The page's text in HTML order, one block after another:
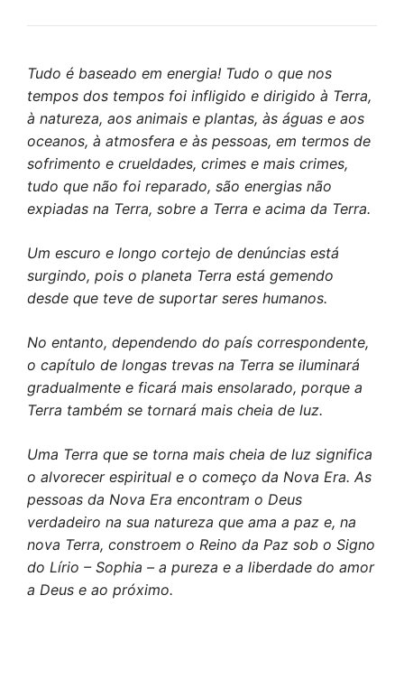
Tudo é baseado em energia! Tudo o que nos
tempos dos tempos foi infligido e dirigido à Terra,
à natureza, aos animais e plantas, às águas e aos
oceanos, à atmosfera e às pessoas, em termos de
sofrimento e crueldades, crimes e mais crimes,
tudo que não foi reparado, são energias não
expiadas na Terra, sobre a Terra e acima da Terra.
Um escuro e longo cortejo de denúncias está
surgindo, pois o planeta Terra está gemendo
desde que teve de suportar seres humanos.
No entanto, dependendo do país correspondente,
o capítulo de longas trevas na Terra se iluminará
gradualmente e ficará mais ensolarado, porque a
Terra também se tornará mais cheia de luz.
Uma Terra que se torna mais cheia de luz significa
o alvorecer espiritual e o começo da Nova Era. As
pessoas da Nova Era encontram o Deus
verdadeiro na sua natureza que ama a paz e, na
nova Terra, constroem o Reino da Paz sob o Signo
do Lírio – Sophia – a pureza e a liberdade do amor
a Deus e ao próximo.